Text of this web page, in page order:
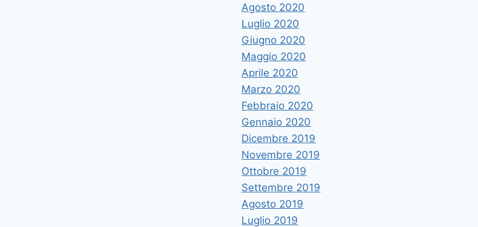
Agosto 2020
Luglio 2020
Giugno 2020
Maggio 2020
Aprile 2020
Marzo 2020
Febbraio 2020
Gennaio 2020
Dicembre 2019
Novembre 2019
Ottobre 2019
Settembre 2019
Agosto 2019
Luglio 2019